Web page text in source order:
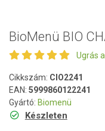
BioMenü BIO
Ugrás
Cikkszám: CIO2241
EAN: 5999860122241
Gyártó: Biomenü
Készleten